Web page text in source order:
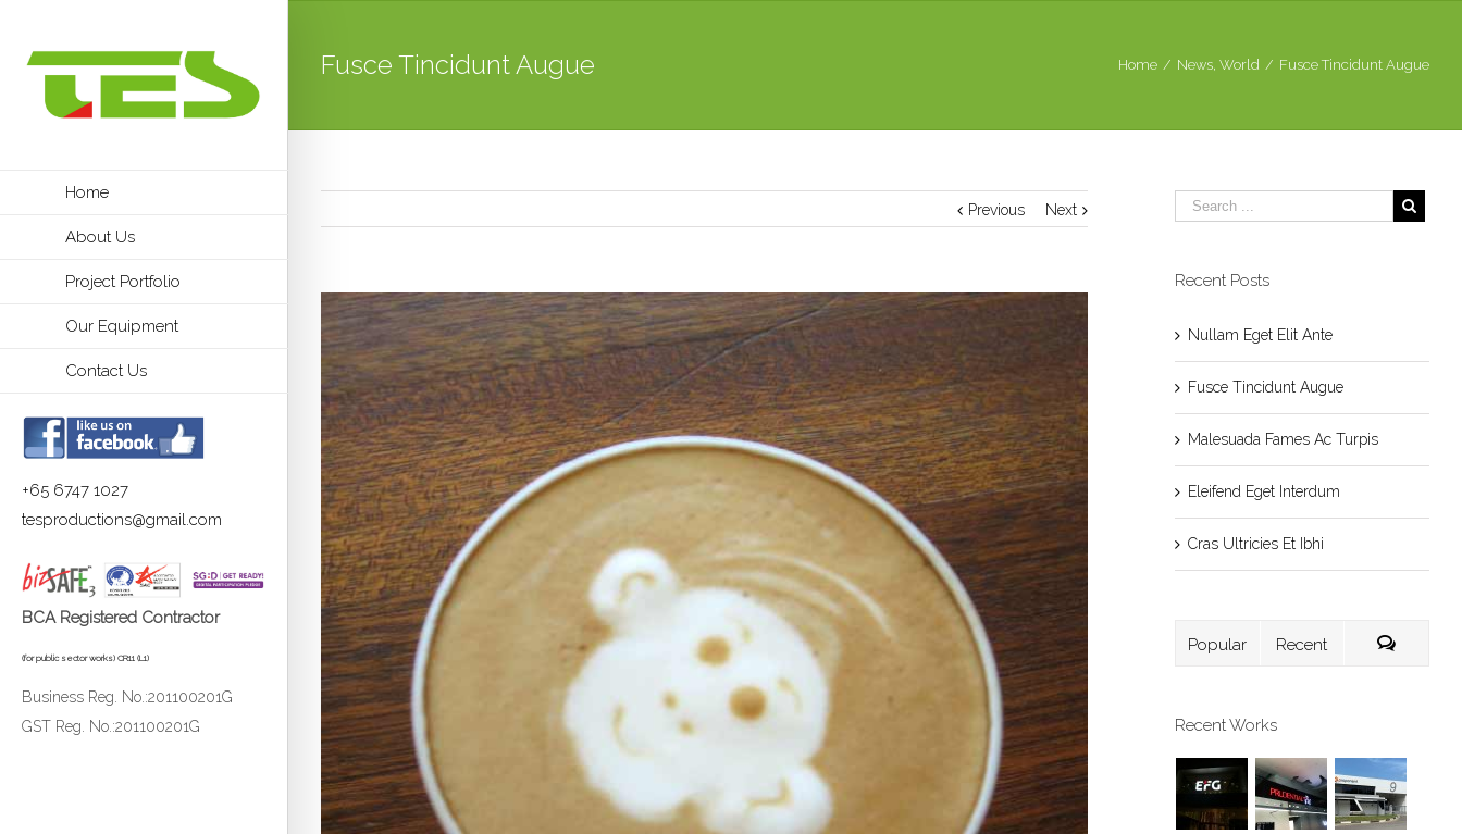
Home
About Us
Project Portfolio
Our Equipment
Contact Us
+65 6747 1027
tesproductions@gmail.com
BCA Registered Contractor
(for public sector works) CR11 (L1)
Business Reg. No.:201100201G
GST Reg. No.:201100201G
Fusce Tincidunt Augue Home / News, World / Fusce Tincidunt Augue
Previous Next
Recent Posts
Nullam Eget Elit Ante
Fusce Tincidunt Augue
Malesuada Fames Ac Turpis
Eleifend Eget Interdum
Cras Ultricies Et Ibhi
Popular Recent
Recent Works